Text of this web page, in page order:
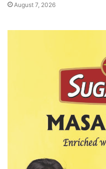
August 7, 2026